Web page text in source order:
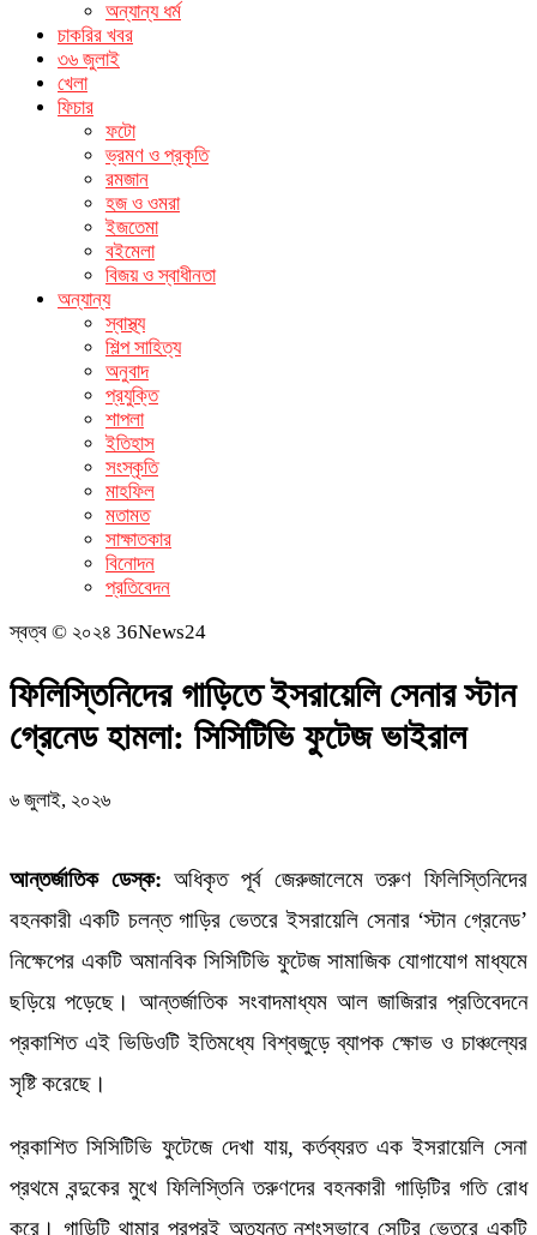
অন্যান্য ধর্ম
চাকরির খবর
৩৬ জুলাই
খেলা
ফিচার
ফটো
ভ্রমণ ও প্রকৃতি
রমজান
হজ ও ওমরা
ইজতেমা
বইমেলা
বিজয় ও স্বাধীনতা
অন্যান্য
স্বাস্থ্য
শিল্প সাহিত্য
অনুবাদ
প্রযুক্তি
শাপলা
ইতিহাস
সংস্কৃতি
মাহফিল
মতামত
সাক্ষাতকার
বিনোদন
প্রতিবেদন
স্বত্ব © ২০২৪ 36News24
ফিলিস্তিনিদের গাড়িতে ইসরায়েলি সেনার স্টান
গ্রেনেড হামলা: সিসিটিভি ফুটেজ ভাইরাল
৬ জুলাই, ২০২৬
আন্তর্জাতিক ডেস্ক: অধিকৃত পূর্ব জেরুজালেমে তরুণ ফিলিস্তিনিদের
বহনকারী একটি চলন্ত গাড়ির ভেতরে ইসরায়েলি সেনার ‘স্টান গ্রেনেড’
নিক্ষেপের একটি অমানবিক সিসিটিভি ফুটেজ সামাজিক যোগাযোগ মাধ্যমে
ছড়িয়ে পড়েছে। আন্তর্জাতিক সংবাদমাধ্যম আল জাজিরার প্রতিবেদনে
প্রকাশিত এই ভিডিওটি ইতিমধ্যে বিশ্বজুড়ে ব্যাপক ক্ষোভ ও চাঞ্চল্যের
সৃষ্টি করেছে।
প্রকাশিত সিসিটিভি ফুটেজে দেখা যায়, কর্তব্যরত এক ইসরায়েলি সেনা
প্রথমে বন্দুকের মুখে ফিলিস্তিনি তরুণদের বহনকারী গাড়িটির গতি রোধ
করে। গাড়িটি থামার পরপরই অত্যন্ত নৃশংসভাবে সেটির ভেতরে একটি